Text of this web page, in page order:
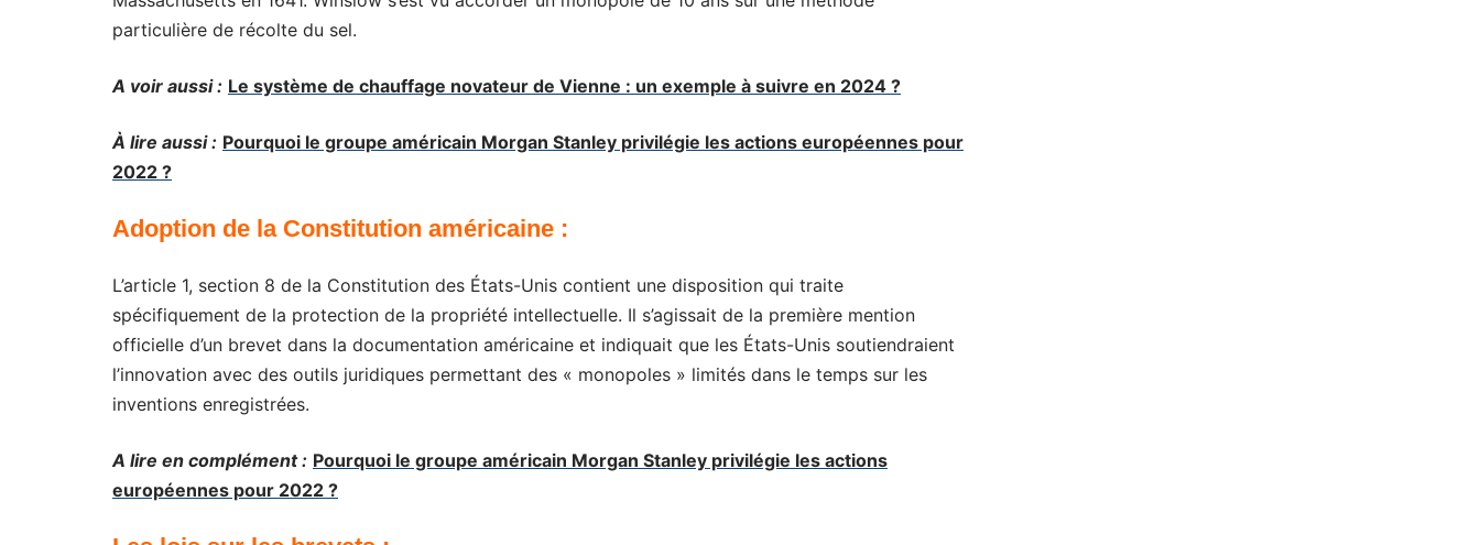
particulière de récolte du sel.
A voir aussi : Le système de chauffage novateur de Vienne : un exemple à suivre en 2024 ?
À lire aussi : Pourquoi le groupe américain Morgan Stanley privilégie les actions européennes pour
2022 ?
Adoption de la Constitution américaine :
L’article 1, section 8 de la Constitution des États-Unis contient une disposition qui traite
spécifiquement de la protection de la propriété intellectuelle. Il s’agissait de la première mention
officielle d’un brevet dans la documentation américaine et indiquait que les États-Unis soutiendraient
l’innovation avec des outils juridiques permettant des « monopoles » limités dans le temps sur les
inventions enregistrées.
A lire en complément : Pourquoi le groupe américain Morgan Stanley privilégie les actions
européennes pour 2022 ?